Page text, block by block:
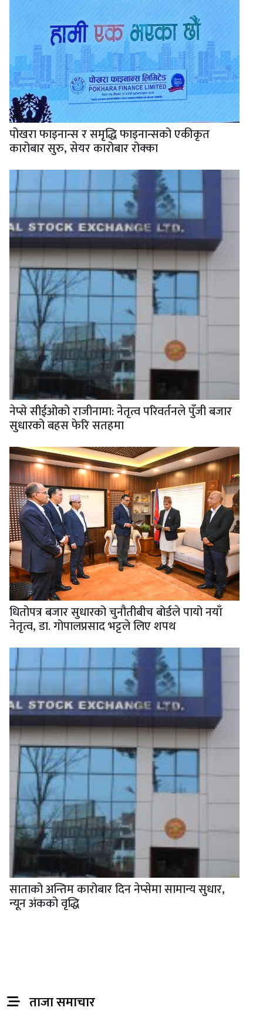
पोखरा फाइनान्स र समृद्धि फाइनान्सको एकीकृत
कारोबार सुरु, सेयर कारोबार रोक्का
नेप्से सीईओको राजीनामा: नेतृत्व परिवर्तनले पुँजी बजार
सुधारको बहस फेरि सतहमा
धितोपत्र बजार सुधारको चुनौतीबीच बोर्डले पायो नयाँ
नेतृत्व, डा. गोपालप्रसाद भट्टले लिए शपथ
साताको अन्तिम कारोबार दिन नेप्सेमा सामान्य सुधार,
न्यून अंकको वृद्धि
ताजा समाचार